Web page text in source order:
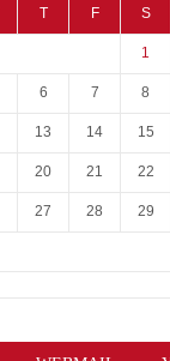
T F S
1
6 7 8
13 14 15
20 21 22
27 28 29